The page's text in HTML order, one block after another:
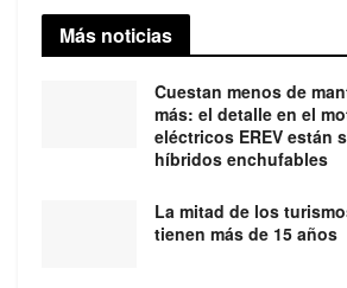
Más noticias
Cuestan menos de
más: el detalle en el
eléctricos EREV están
híbridos enchufables
La mitad de los
tienen más de 15 años